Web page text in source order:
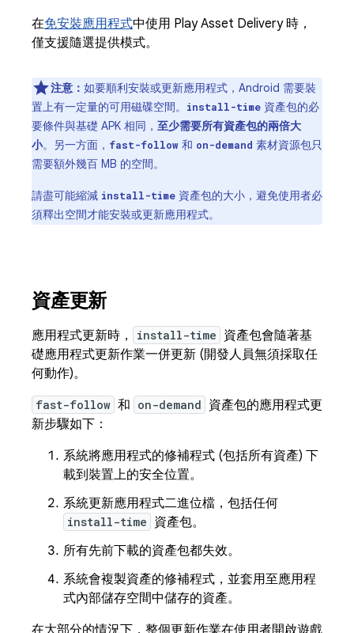
在免安裝應用程式中使用 Play Asset Delivery 時，
僅支援隨選提供模式。
注意： 如要順利安裝或更新應用程式，Android 需要裝
置上有一定量的可用磁碟空間。
install-time 資產包的必
要條件與基礎 APK 相同， 至少需要所有資產包的兩倍大
小。另一方面， fast-follow 和 on-demand 素材資源包只
需要額外幾百 MB 的空間。
請盡可能縮減 install-time 資產包的大小，避免使用者必
須釋出空間才能安裝或更新應用程式。
資產更新
應用程式更新時， install-time 資產包會隨著基
礎應用程式更新作業一併更新 (開發人員無須採取任
何動作)。
fast-follow 和 on-demand 資產包的應用程式更
新步驟如下：
系統將應用程式的修補程式 (包括所有資產) 下
載到裝置上的安全位置。
系統更新應用程式二進位檔，包括任何
install-time 資產包。
所有先前下載的資產包都失效。
系統會複製資產的修補程式，並套用至應用程
式內部儲存空間中儲存的資產。
在大部分的情況下，整個更新作業在使用者開啟遊戲